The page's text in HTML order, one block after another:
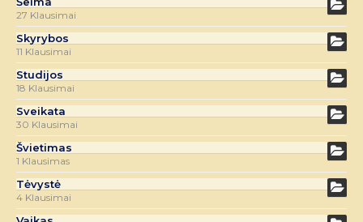
27 Klausimai
Skyrybos
11 Klausimai
Studijos
18 Klausimai
Sveikata
30 Klausimai
Švietimas
1 Klausimas
Tėvystė
4 Klausimai